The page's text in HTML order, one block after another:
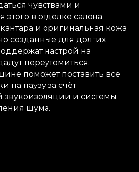
чувствами и
в отделке салона
и оригинальная кожа
созданные для долгих
настрой на
переутомиться.
поможет поставить все
на паузу за счёт
звукоизоляции и системы
шума.